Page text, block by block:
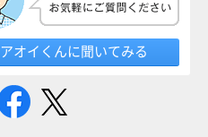
アオイくんに聞いてみる